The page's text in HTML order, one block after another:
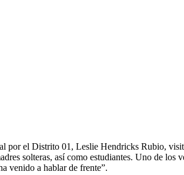
por el Distrito 01, Leslie Hendricks Rubio,
solteras, así como estudiantes. Uno de
venido a hablar de frente”.